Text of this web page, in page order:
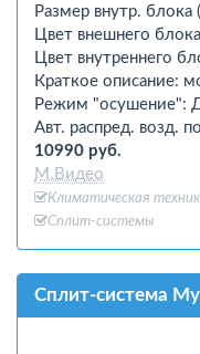
Размер внутр.
Цвет внешнего
Цвет внутреннего
Краткое описание:
Режим "осушение":
Авт. распред. возд.
10990 руб.
М.Видео
Климатическая
Сплит-системы
Сплит-система